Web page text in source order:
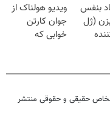
صحبت کنید)
بنفس
(ژل
ویدیو هولناک از
جوان کارتن
خوابی که
حقیقی و حقوقی منتشر